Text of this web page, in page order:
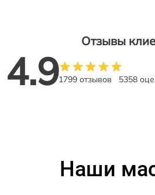
Отзывы
4.91799 отзывов 5358
Наши